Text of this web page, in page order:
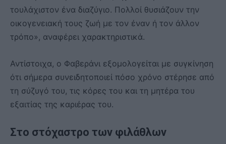
τουλάχιστον ένα διαζύγιο. Πολλοί θυσιάζουν την
οικογενειακή τους ζωή με τον έναν ή τον άλλον
τρόπο», αναφέρει χαρακτηριστικά.
Αντίστοιχα, ο Φαβεράνι εξομολογείται με συγκίνηση
ότι σήμερα συνειδητοποιεί πόσο χρόνο στέρησε από
τη σύζυγό του, τις κόρες του και τη μητέρα του
εξαιτίας της καριέρας του.
Στο στόχαστρο των φιλάθλων